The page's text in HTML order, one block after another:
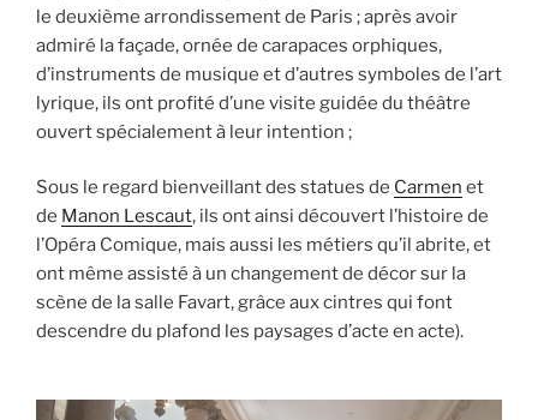
le deuxième arrondissement de Paris ; après avoir
admiré la façade, ornée de carapaces orphiques,
d’instruments de musique et d’autres symboles de l’art
lyrique, ils ont profité d’une visite guidée du théâtre
ouvert spécialement à leur intention ;
Sous le regard bienveillant des statues de Carmen et
de Manon Lescaut, ils ont ainsi découvert l’histoire de
l’Opéra Comique, mais aussi les métiers qu’il abrite, et
ont même assisté à un changement de décor sur la
scène de la salle Favart, grâce aux cintres qui font
descendre du plafond les paysages d’acte en acte).